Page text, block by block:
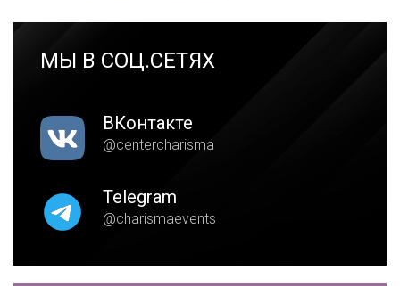
МЫ В СОЦ.СЕТЯХ
ВКонтакте
@centercharisma
Telegram
@charismaevents